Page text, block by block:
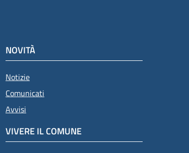
NOVITÀ
Notizie
Comunicati
Avvisi
VIVERE IL COMUNE